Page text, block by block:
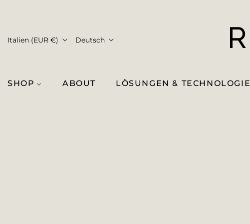
Italien (EUR €) Deutsch
SHOP ABOUT LÖSUNGEN & TECHNOLOGIE